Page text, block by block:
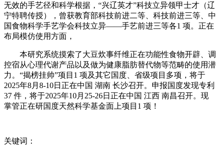
无效的手艺径和科学根据，“兴辽英才”科技立异领甲士才（辽
宁特聘传授），曾获教育部科技前进二等、科技前进三等、中
国食物科学手艺学会科技立异——手艺前进三等各1 项。正在
布局模仿使用方面，
本研究系统摸索了大豆炊事纤维正在功能性食物开辟、调
控宿从心理代谢产品以及做为健康脂肪替代物等范畴的使用潜
力。“揭榜挂帅”项目1 项及其它国度、省级项目多项，将于
2025年8月8-10日正在中国 湖南 长沙召开。申报国度发现专利
37 件，将于2025年10月25-26日正在中国 江西 南昌召开。现
掌管正在研国度天然科学基金面上项目1 项！
关键词：